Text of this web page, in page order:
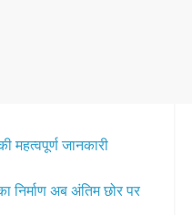
महत्वपूर्ण जानकारी
निर्माण अब अंतिम छोर पर